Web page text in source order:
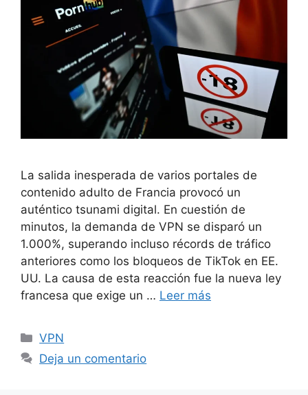
La salida inesperada de varios portales de
contenido adulto de Francia provocó un
auténtico tsunami digital. En cuestión de
minutos, la demanda de VPN se disparó un
1.000%, superando incluso récords de tráfico
anteriores como los bloqueos de TikTok en EE.
UU. La causa de esta reacción fue la nueva ley
francesa que exige un … Leer más
Categorías
VPN
Deja un comentario